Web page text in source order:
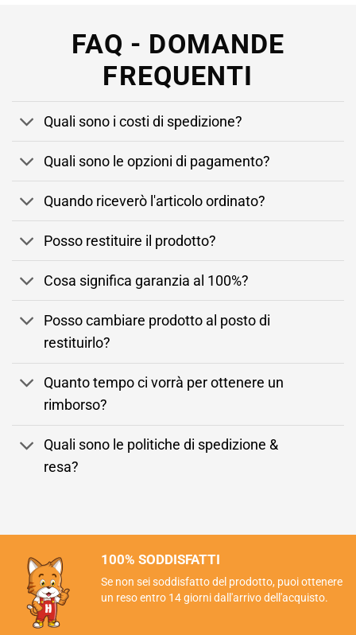
FAQ - DOMANDE
FREQUENTI
Quali sono i costi di spedizione?
Quali sono le opzioni di pagamento?
Quando riceverò l'articolo ordinato?
Posso restituire il prodotto?
Cosa significa garanzia al 100%?
Posso cambiare prodotto al posto di
restituirlo?
Quanto tempo ci vorrà per ottenere un
rimborso?
Quali sono le politiche di spedizione &
resa?
100% SODDISFATTI
Se non sei soddisfatto del prodotto, puoi ottenere
un reso entro 14 giorni dall'arrivo dell'acquisto.